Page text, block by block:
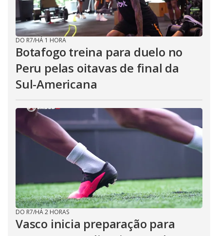
DO R7/HÁ 1 HORA
Botafogo treina para duelo no
Peru pelas oitavas de final da
Sul-Americana
DO R7/HÁ 2 HORAS
Vasco inicia preparação para